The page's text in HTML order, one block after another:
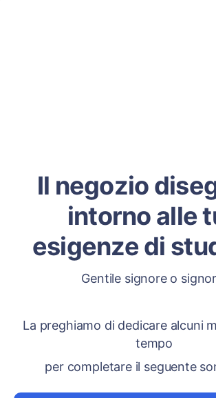
Il negozio
intorno alle
esigenze di
Gentile signore o
La preghiamo di dedicare alcuni
tempo
per completare il seguente